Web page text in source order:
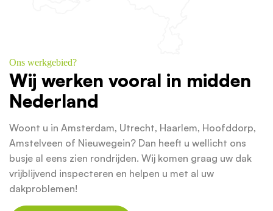
Ons werkgebied?
Wij werken vooral in midden
Nederland
Woont u in Amsterdam, Utrecht, Haarlem, Hoofddorp,
Amstelveen of Nieuwegein? Dan heeft u wellicht ons
busje al eens zien rondrijden. Wij komen graag uw dak
vrijblijvend inspecteren en helpen u met al uw
dakproblemen!